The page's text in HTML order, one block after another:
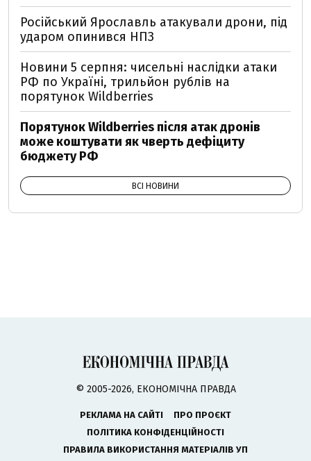
Російський Ярославль атакували дрони, під
ударом опинився НПЗ
Новини 5 серпня: чисельні наслідки атаки
РФ по Україні, трильйон рублів на
порятунок Wildberries
Порятунок Wildberries після атак дронів
може коштувати як чверть дефіциту
бюджету РФ
ВСІ НОВИНИ
© 2005-2026, ЕКОНОМІЧНА ПРАВДА
РЕКЛАМА НА САЙТІ
ПРО ПРОЄКТ
ПОЛІТИКА КОНФІДЕНЦІЙНОСТІ
ПРАВИЛА ВИКОРИСТАННЯ МАТЕРІАЛІВ УП